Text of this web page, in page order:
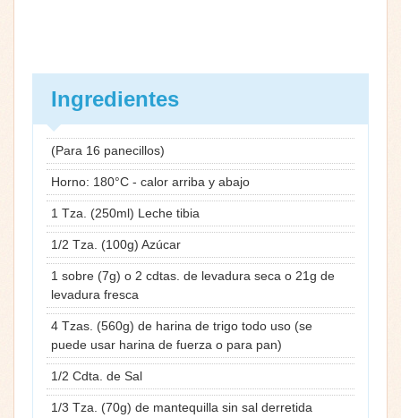
Ingredientes
(Para 16 panecillos)
Horno: 180°C - calor arriba y abajo
1 Tza. (250ml) Leche tibia
1/2 Tza. (100g) Azúcar
1 sobre (7g) o 2 cdtas. de levadura seca o 21g de
levadura fresca
4 Tzas. (560g) de harina de trigo todo uso (se
puede usar harina de fuerza o para pan)
1/2 Cdta. de Sal
1/3 Tza. (70g) de mantequilla sin sal derretida